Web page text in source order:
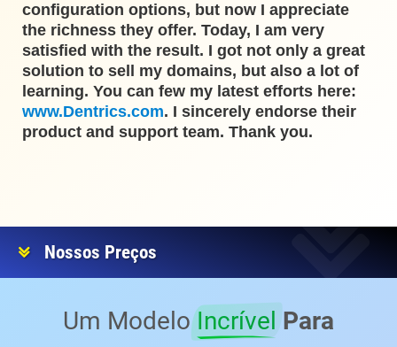
configuration options, but now I appreciate
the richness they offer. Today, I am very
satisfied with the result. I got not only a great
solution to sell my domains, but also a lot of
learning. You can few my latest efforts here:
www.Dentrics.com. I sincerely endorse their
product and support team. Thank you.
Nossos Preços
Um ModeloIncrível Para